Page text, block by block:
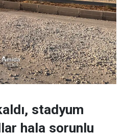
stadyum
hala sorunlu